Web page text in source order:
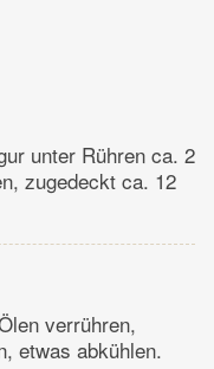
unter Rühren ca. 2
zugedeckt ca. 12
verrühren,
etwas abkühlen.